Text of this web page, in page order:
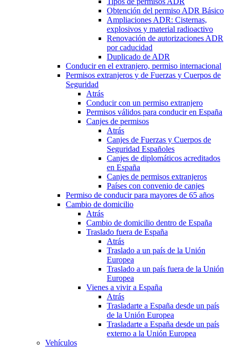
Obtención del permiso ADR Básico
Ampliaciones ADR: Cisternas,
explosivos y material radioactivo
Renovación de autorizaciones ADR
por caducidad
Duplicado de ADR
Conducir en el extranjero, permiso internacional
Permisos extranjeros y de Fuerzas y Cuerpos de
Seguridad
Atrás
Conducir con un permiso extranjero
Permisos válidos para conducir en España
Canjes de permisos
Atrás
Canjes de Fuerzas y Cuerpos de
Seguridad Españoles
Canjes de diplomáticos acreditados
en España
Canjes de permisos extranjeros
Países con convenio de canjes
Permiso de conducir para mayores de 65 años
Cambio de domicilio
Atrás
Cambio de domicilio dentro de España
Traslado fuera de España
Atrás
Traslado a un país de la Unión
Europea
Traslado a un país fuera de la Unión
Europea
Vienes a vivir a España
Atrás
Trasladarte a España desde un país
de la Unión Europea
Trasladarte a España desde un país
externo a la Unión Europea
Vehículos